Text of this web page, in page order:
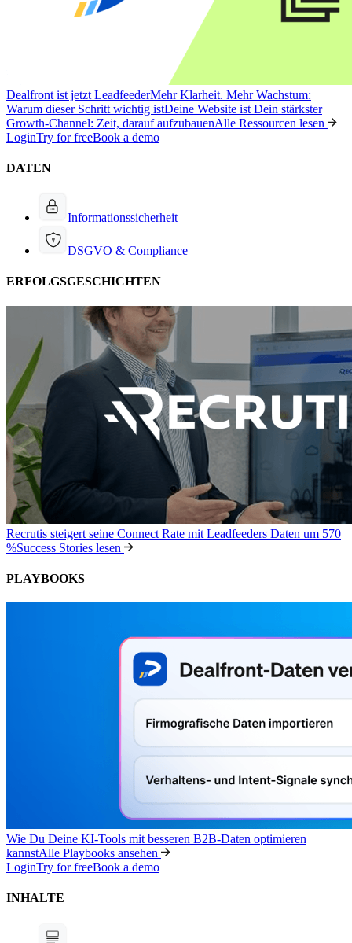
Dealfront ist jetzt LeadfeederMehr Klarheit. Mehr Wachstum:
Warum dieser Schritt wichtig istDeine Website ist Dein stärkster
Growth-Channel: Zeit, darauf aufzubauenAlle Ressourcen lesen
LoginTry for freeBook a demo
DATEN
Informationssicherheit
DSGVO & Compliance
ERFOLGSGESCHICHTEN
Recrutis steigert seine Connect Rate mit Leadfeeders Daten um 570
%Success Stories lesen
PLAYBOOKS
Wie Du Deine KI-Tools mit besseren B2B-Daten optimieren
kannstAlle Playbooks ansehen
LoginTry for freeBook a demo
INHALTE